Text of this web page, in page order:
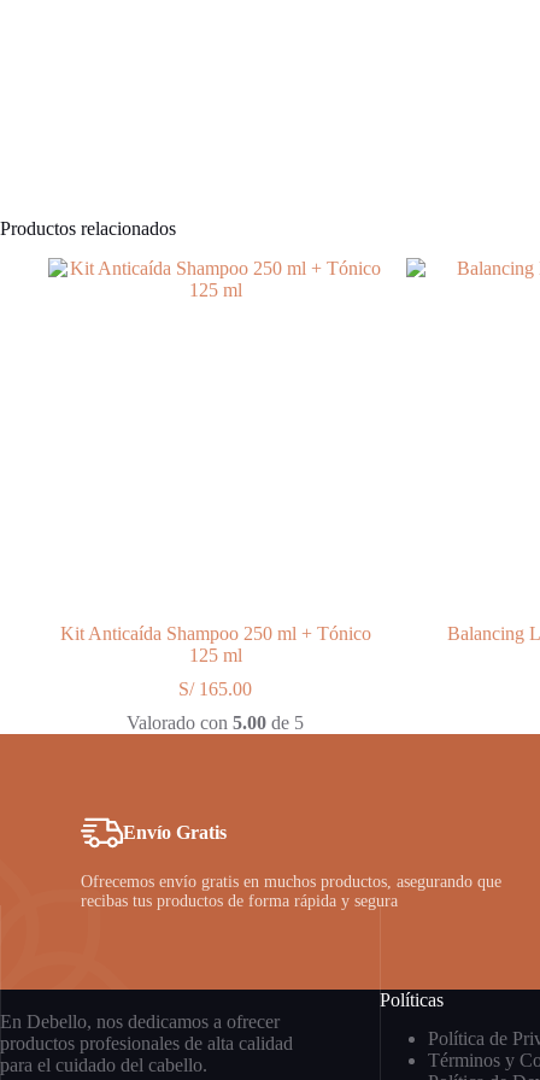
Productos relacionados
Kit Anticaída Shampoo 250 ml + Tónico
125 ml
S/165.00
Valorado con5.00 de 5
Balancing
Envío Gratis
Ofrecemos envío gratis en muchos productos, asegurando que
recibas tus productos de forma rápida y segura
En Debello, nos dedicamos a ofrecer
productos profesionales de alta calidad
para el cuidado del cabello.
Políticas
Política de
Términos y